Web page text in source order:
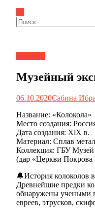
Найти:
Музейный
06.10.2020Сабина
Название: «Колокола»
Место создания:
Дата создания: XlX в.
Материал: Сплав
Коллекция: ГБУ Музей
(дар «Церкви
🔔История колоколов
Древнейшие предки
обнаружены учеными
евреев, этрусков,